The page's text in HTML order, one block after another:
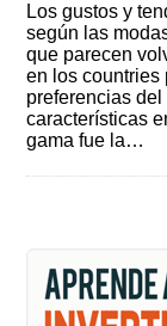
Los gustos y
según las
que parecen
en los countries
preferencias
características
gama fue la…